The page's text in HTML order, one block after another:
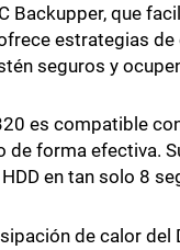
Backupper, que
estrategias
seguros y
es compatible
de forma efectiva.
en tan solo 8
de calor